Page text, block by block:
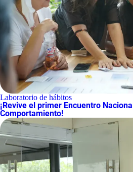
Laboratorio de hábitos
¡Revive el primer Encuentro
Comportamiento!